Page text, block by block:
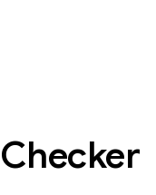
Checker